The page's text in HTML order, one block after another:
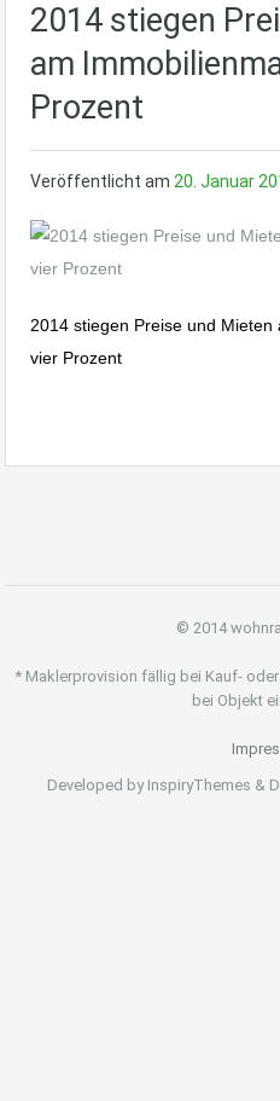
2014 stiegen
am
Prozent
Veröffentlicht am 20. Januar
2014 stiegen Preise und
vier Prozent
© 2014
* Maklerprovision fällig bei Kauf-
bei Objekt
Developed by InspiryThemes &